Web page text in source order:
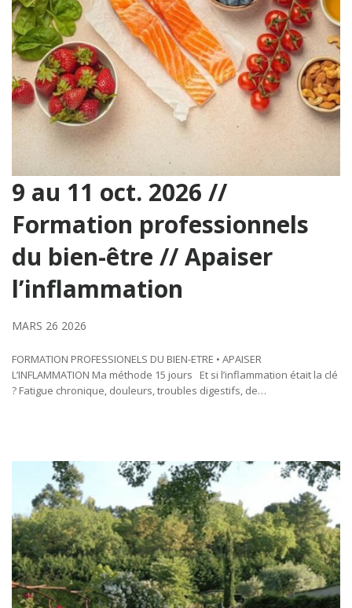
9 au 11 oct. 2026 //
Formation professionnels
du bien-être // Apaiser
l’inflammation
MARS 26 2026
FORMATION PROFESSIONELS DU BIEN-ETRE • APAISER
L’INFLAMMATION Ma méthode 15 jours Et si l’inflammation était la clé
? Fatigue chronique, douleurs, troubles digestifs, de…